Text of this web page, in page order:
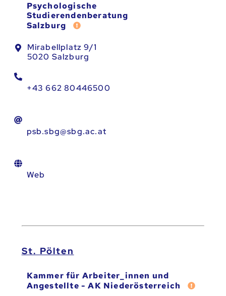
Psychologische
Studierendenberatung
Salzburg
Fehler melden
Mirabellplatz 9/1
5020 Salzburg
+43 662 80446500
psb.sbg@sbg.ac.at
Web
St. Pölten
Kammer für Arbeiter_innen und
Angestellte - AK Niederösterreich
Fehler